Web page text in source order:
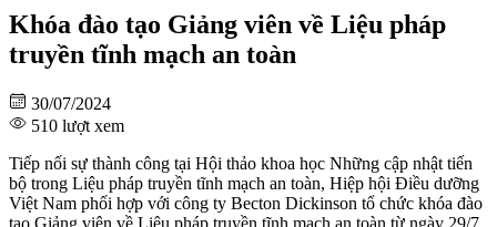
Khóa đào tạo Giảng viên về Liệu pháp
truyền tĩnh mạch an toàn
30/07/2024
510 lượt xem
Tiếp nối sự thành công tại Hội thảo khoa học Những cập nhật tiến
bộ trong Liệu pháp truyền tĩnh mạch an toàn, Hiệp hội Điều dưỡng
Việt Nam phối hợp với công ty Becton Dickinson tổ chức khóa đào